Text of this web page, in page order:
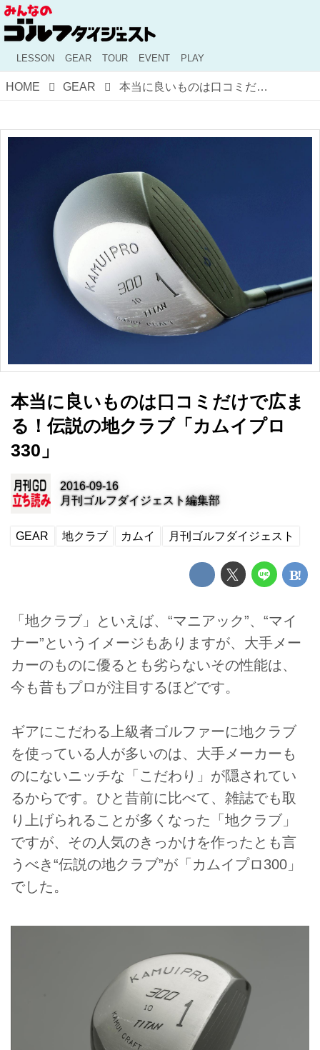
LESSON GEAR TOUR EVENT PLAY
HOME GEAR 本当に良いものは口コミだけで広まる！伝説の地クラブ「カムイプロ330」
本当に良いものは口コミだけで広ま
る！伝説の地クラブ「カムイプロ
330」
2016-09-16
月刊ゴルフダイジェスト編集部
GEAR 地クラブ カムイ 月刊ゴルフダイジェスト
「地クラブ」といえば、“マニアック”、“マイ
ナー”というイメージもありますが、大手メー
カーのものに優るとも劣らないその性能は、
今も昔もプロが注目するほどです。
ギアにこだわる上級者ゴルファーに地クラブ
を使っている人が多いのは、大手メーカーも
のにないニッチな「こだわり」が隠されてい
るからです。ひと昔前に比べて、雑誌でも取
り上げられることが多くなった「地クラブ」
ですが、その人気のきっかけを作ったとも言
うべき“伝説の地クラブ”が「カムイプロ300」
でした。